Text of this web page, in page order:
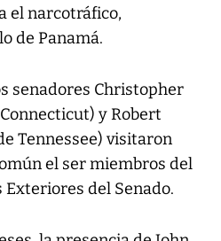
el narcotráfico,
de Panamá.
senadores Christopher
y Robert
Tennessee) visitaron
el ser miembros del
del Senado.